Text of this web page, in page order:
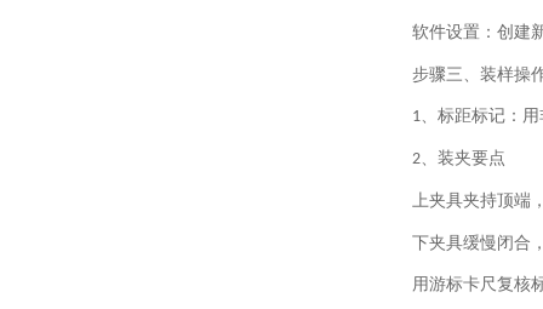
软件设置：创建
步骤三、 装样操
1、 标距标记：
2、 装夹要点
上夹具夹持顶端
下夹具缓慢闭合
用游标卡尺复核